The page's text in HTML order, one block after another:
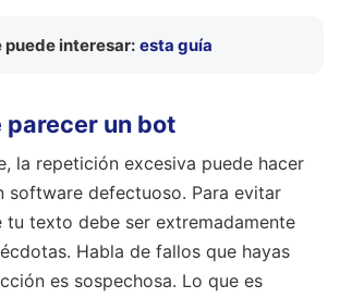
puede interesar: esta guía
parecer un bot
la repetición excesiva puede hacer
software defectuoso. Para evitar
tu texto debe ser extremadamente
Habla de fallos que hayas
es sospechosa. Lo que es